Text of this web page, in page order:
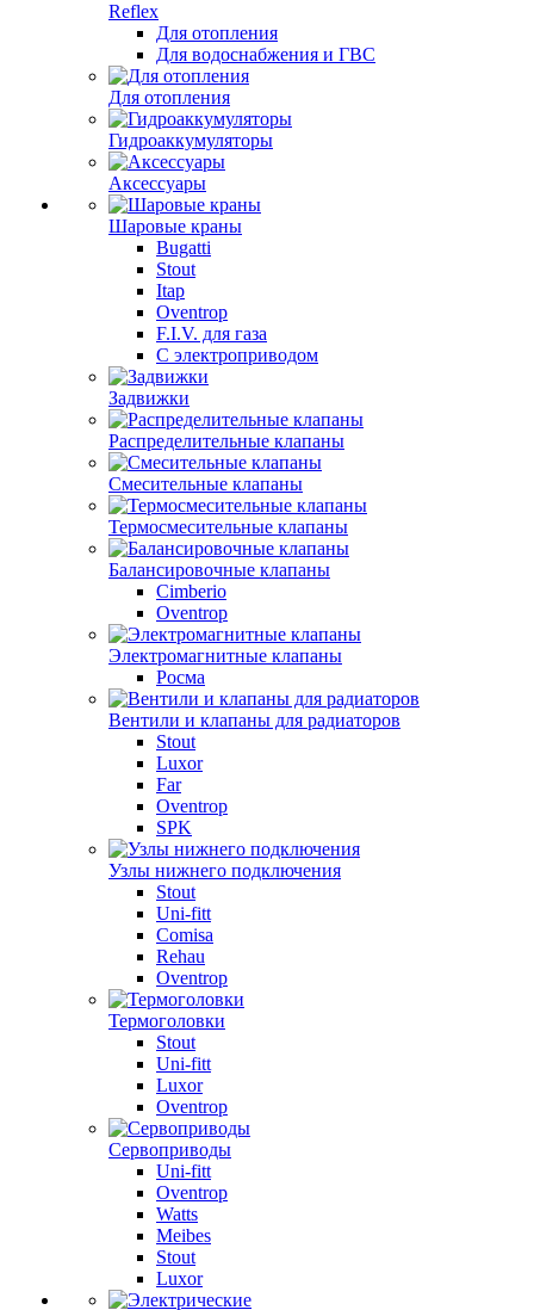
Reflex
Для отопления
Для водоснабжения и ГВС
Для отопления
Гидроаккумуляторы
Аксессуары
Шаровые краны
Bugatti
Stout
Itap
Oventrop
F.I.V. для газа
С электроприводом
Задвижки
Распределительные клапаны
Cмесительные клапаны
Термосмесительные клапаны
Балансировочные клапаны
Cimberio
Oventrop
Электромагнитные клапаны
Росма
Вентили и клапаны для радиаторов
Stout
Luxor
Far
Oventrop
SPK
Узлы нижнего подключения
Stout
Uni-fitt
Comisa
Rehau
Oventrop
Термоголовки
Stout
Uni-fitt
Luxor
Oventrop
Сервоприводы
Uni-fitt
Oventrop
Watts
Meibes
Stout
Luxor